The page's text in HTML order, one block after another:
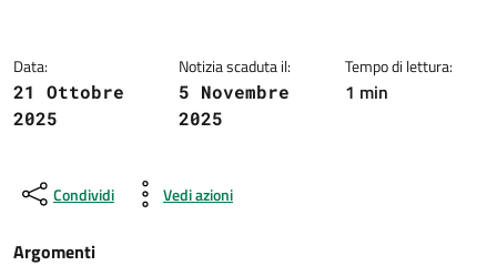
Data:
21 Ottobre
2025
Notizia scaduta il:
5 Novembre
2025
Tempo di lettura:
1 min
Condividi Vedi azioni
Argomenti